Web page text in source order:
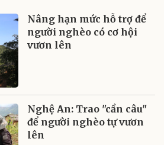
Nâng hạn mức hỗ trợ để
người nghèo có cơ hội
vươn lên
Nghệ An: Trao "cần câu"
để người nghèo tự vươn
lên